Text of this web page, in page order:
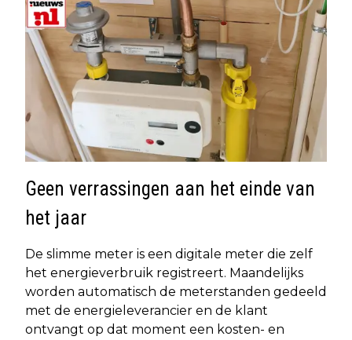
Geen verrassingen aan het einde van
het jaar
De slimme meter is een digitale meter die zelf
het energieverbruik registreert. Maandelijks
worden automatisch de meterstanden gedeeld
met de energieleverancier en de klant
ontvangt op dat moment een kosten- en